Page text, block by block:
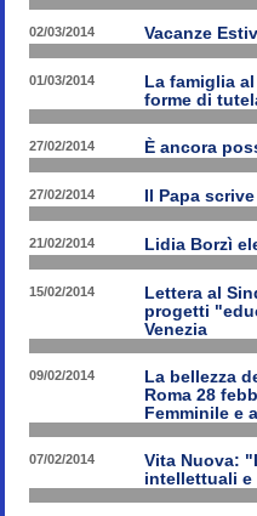
02/03/2014 Vacanze
01/03/2014
La famiglia
forme di
27/02/2014 È ancora
27/02/2014 Il Papa
21/02/2014 Lidia Borzì
15/02/2014
Lettera al
progetti
Venezia
09/02/2014
La bellezza
Roma 28
Femminile e
07/02/2014
Vita Nuova:
intellettuali e